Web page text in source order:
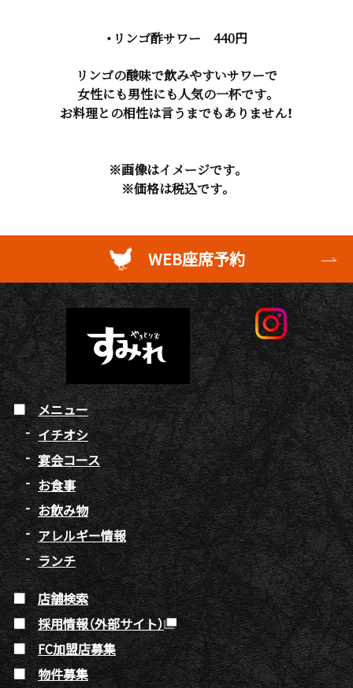
・リンゴ酢サワー 440円
リンゴの酸味で飲みやすいサワーで
女性にも男性にも人気の一杯です。
お料理との相性は言うまでもありません！
※画像はイメージです。
※価格は税込です。
WEB座席予約
メニュー
イチオシ
宴会コース
お食事
お飲み物
アレルギー情報
ランチ
店舗検索
採用情報（外部サイト）
FC加盟店募集
物件募集